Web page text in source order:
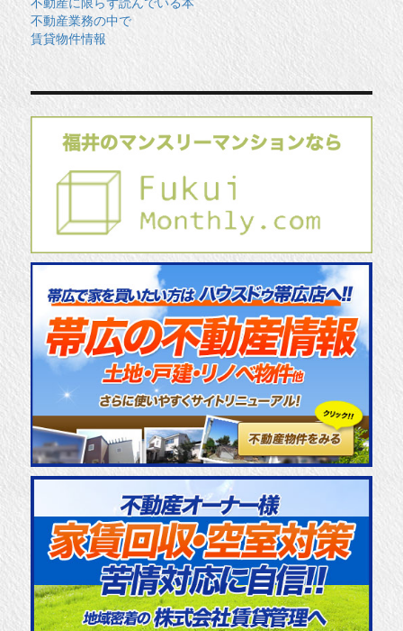
不動産業務の中で
賃貸物件情報